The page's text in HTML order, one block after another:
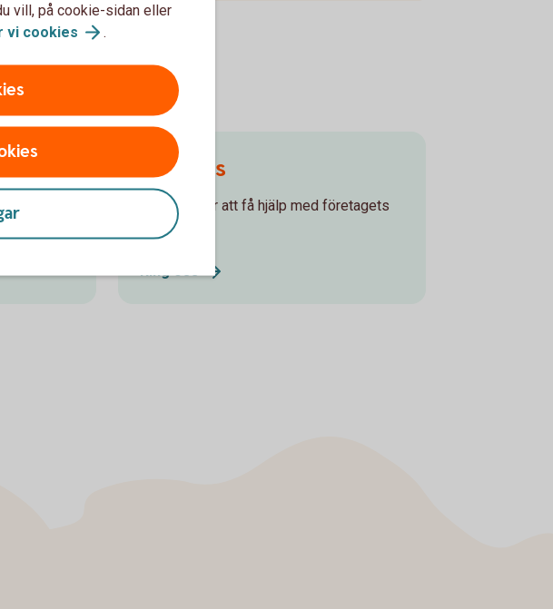
så
Ring oss
Ring oss för att få hjälp med företagets
affärer.
vill, på cookie-sidan eller
vi cookies .